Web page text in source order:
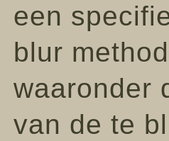
een
blur
waaronder
van de te